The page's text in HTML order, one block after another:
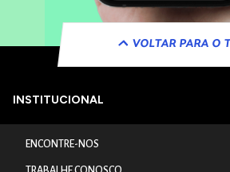
VOLTAR PARA O
INSTITUCIONAL
ENCONTRE-NOS